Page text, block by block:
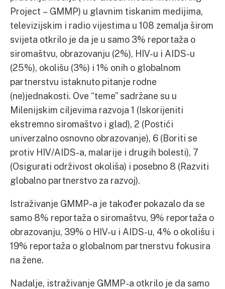
Project – GMMP) u glavnim tiskanim medijima,
televizijskim i radio vijestima u 108 zemalja širom
svijeta otkrilo je da je u samo 3% reportaža o
siromaštvu, obrazovanju (2%), HIV-u i AIDS-u
(25%), okolišu (3%) i 1% onih o globalnom
partnerstvu istaknuto pitanje rodne
(ne)jednakosti. Ove “teme” sadržane su u
Milenijskim ciljevima razvoja 1 (Iskorijeniti
ekstremno siromaštvo i glad), 2 (Postići
univerzalno osnovno obrazovanje), 6 (Boriti se
protiv HIV/AIDS-a, malarije i drugih bolesti), 7
(Osigurati održivost okoliša) i posebno 8 (Razviti
globalno partnerstvo za razvoj).
Istraživanje GMMP-a je također pokazalo da se
samo 8% reportaža o siromaštvu, 9% reportaža o
obrazovanju, 39% o HIV-u i AIDS-u, 4% o okolišu i
19% reportaža o globalnom partnerstvu fokusira
na žene.
Nadalje, istraživanje GMMP-a otkrilo je da samo